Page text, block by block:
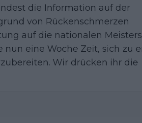
die Information auf der
von Rückenschmerzen
auf die nationalen
eine Woche Zeit, sich zu
Wir drücken ihr die